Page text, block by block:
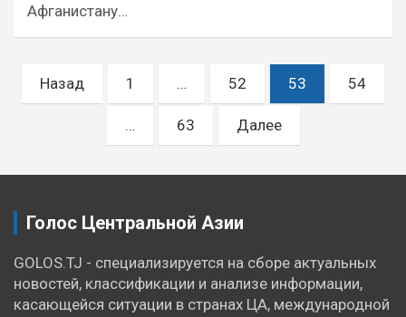
Афганистану…
Пагинация
записей
Назад 1 … 52 53 54
… 63 Далее
Голос Центральной Азии
GOLOS.TJ - специализируется на сборе актуальных
новостей, классификации и анализе информации,
касающейся ситуации в странах ЦА, международной